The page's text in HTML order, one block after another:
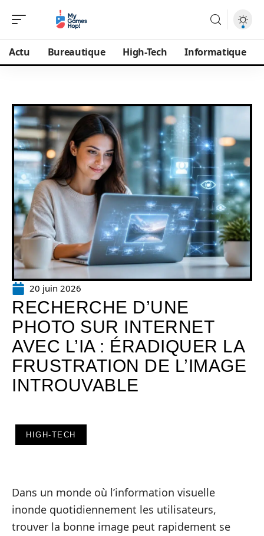
Actu Bureautique High-Tech Informatique
20 juin 2026
RECHERCHE D’UNE
PHOTO SUR INTERNET
AVEC L’IA : ÉRADIQUER LA
FRUSTRATION DE L’IMAGE
INTROUVABLE
HIGH-TECH
Dans un monde où l’information visuelle
inonde quotidiennement les utilisateurs,
trouver la bonne image peut rapidement se